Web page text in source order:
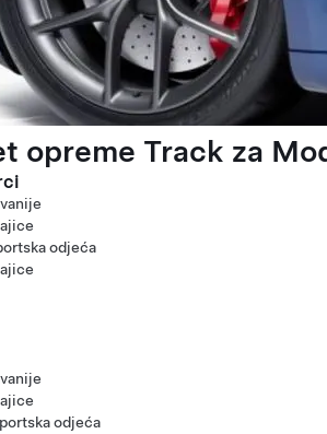
opreme Track za
odjeća
odjeća